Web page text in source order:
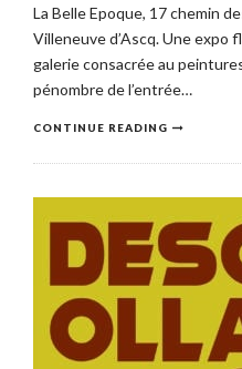
La Belle Epoque, 17 chemin
Villeneuve d’Ascq. Une expo
galerie consacrée au
pénombre de l’entrée…
CONTINUE READING